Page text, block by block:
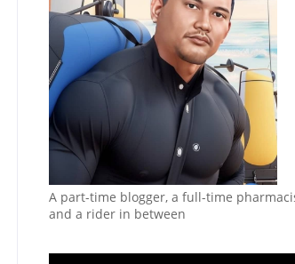
A part-time blogger, a full-time
and a rider in between